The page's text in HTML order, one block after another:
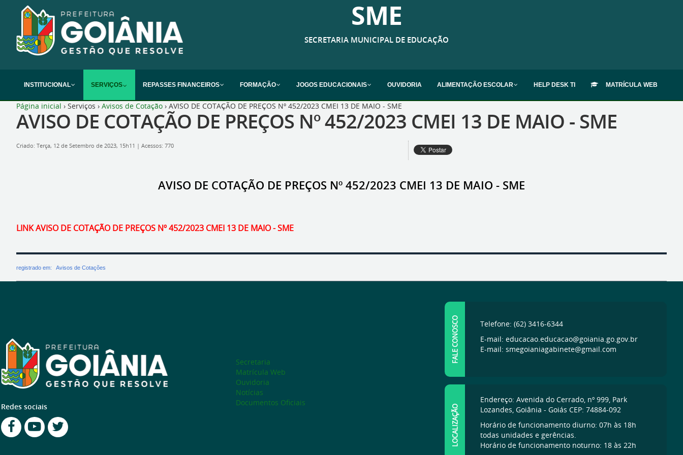
SME
SECRETARIA MUNICIPAL DE EDUCAÇÃO
INSTITUCIONAL SERVIÇOS REPASSES FINANCEIROS FORMAÇÃO JOGOS EDUCACIONAIS OUVIDORIA ALIMENTAÇÃO ESCOLAR HELP DESK TI MATRÍCULA WEB
Página inicial › Serviços › Avisos de Cotação › AVISO DE COTAÇÃO DE PREÇOS Nº 452/2023 CMEI 13 DE MAIO - SME
AVISO DE COTAÇÃO DE PREÇOS Nº 452/2023 CMEI 13 DE MAIO - SME
Criado: Terça, 12 de Setembro de 2023, 15h11 | Acessos: 770
AVISO DE COTAÇÃO DE PREÇOS Nº 452/2023 CMEI 13 DE MAIO - SME
LINK AVISO DE COTAÇÃO DE PREÇOS Nº 452/2023 CMEI 13 DE MAIO - SME
registrado em: Avisos de Cotações
Redes sociais
Secretaria
Matrícula Web
Ouvidoria
Notícias
Documentos Oficiais
FALE CONOSCO
Telefone: (62) 3416-6344
E-mail: educacao.educacao@goiania.go.gov.br
E-mail: smegoianiagabinete@gmail.com
LOCALIZAÇÃO
Endereço: Avenida do Cerrado, nº 999, Park
Lozandes, Goiânia - Goiás CEP: 74884-092
Horário de funcionamento diurno: 07h às 18h
todas unidades e gerências.
Horário de funcionamento noturno: 18 às 22h